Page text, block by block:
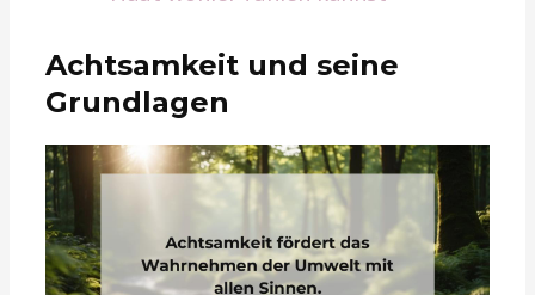
Achtsamkeit und seine
Grundlagen